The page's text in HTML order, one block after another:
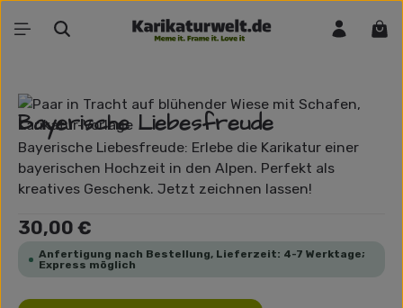
Zum Hauptinhalt springen
Bildergalerie überspringen
Bayerische Liebesfreude
Bayerische Liebesfreude: Erlebe die Karikatur einer
bayerischen Hochzeit in den Alpen. Perfekt als
kreatives Geschenk. Jetzt zeichnen lassen!
Regulärer Preis:
30,00 €
Anfertigung nach Bestellung, Lieferzeit: 4-7 Werktage;
Express möglich